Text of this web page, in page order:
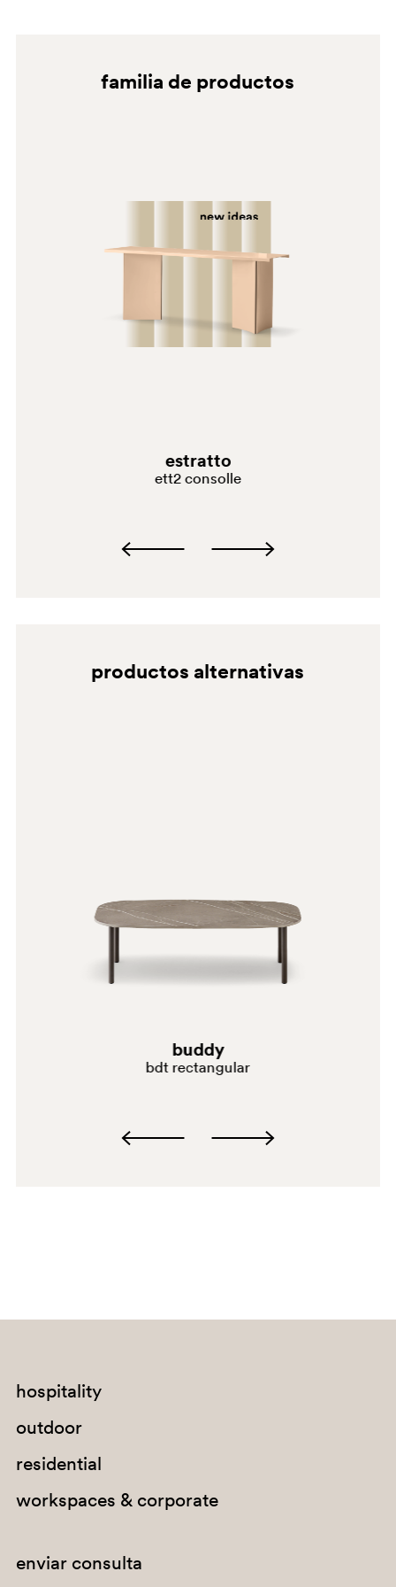
BI100E
familia de productos
estratto
ett2 consolle
productos alternativas
buddy
bdt rectangular
hospitality
outdoor
residential
workspaces & corporate
enviar consulta